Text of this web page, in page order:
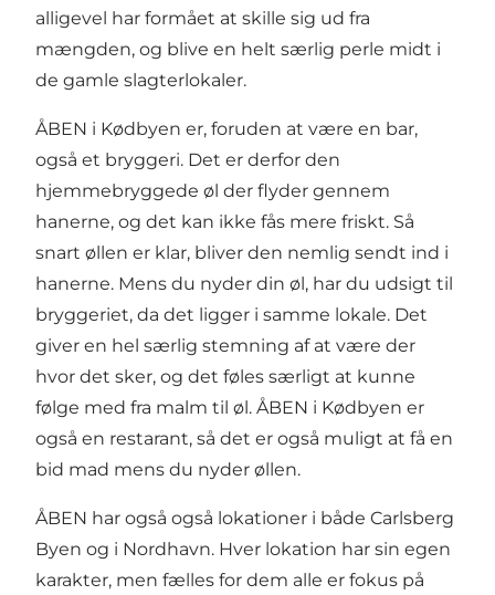
alligevel har formået at skille sig ud fra
mængden, og blive en helt særlig perle midt i
de gamle slagterlokaler.
ÅBEN i Kødbyen er, foruden at være en bar,
også et bryggeri. Det er derfor den
hjemmebryggede øl der flyder gennem
hanerne, og det kan ikke fås mere friskt. Så
snart øllen er klar, bliver den nemlig sendt ind i
hanerne. Mens du nyder din øl, har du udsigt til
bryggeriet, da det ligger i samme lokale. Det
giver en hel særlig stemning af at være der
hvor det sker, og det føles særligt at kunne
følge med fra malm til øl. ÅBEN i Kødbyen er
også en restarant, så det er også muligt at få en
bid mad mens du nyder øllen.
ÅBEN har også også lokationer i både Carlsberg
Byen og i Nordhavn. Hver lokation har sin egen
karakter, men fælles for dem alle er fokus på